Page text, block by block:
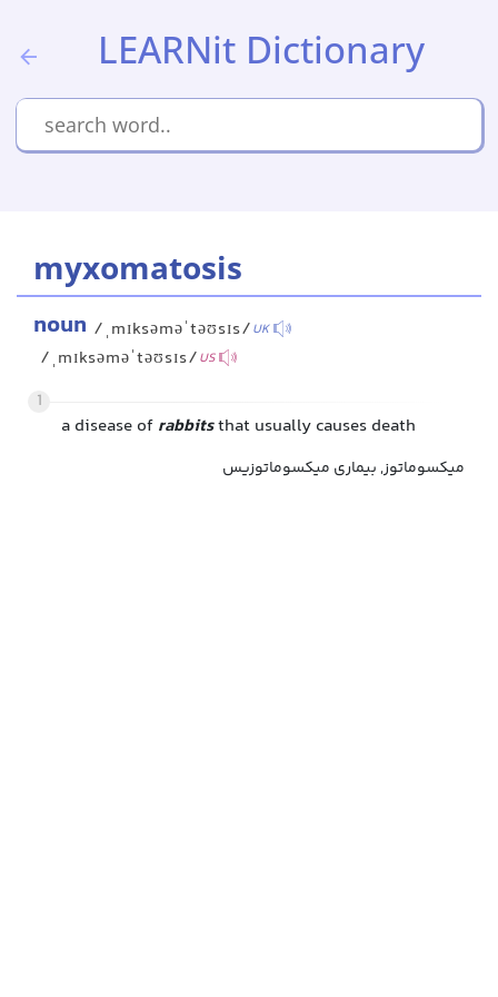
LEARNit Dictionary
myxomatosis
noun /ˌmɪksəməˈtəʊsɪs/UK
/ˌmɪksəməˈtəʊsɪs/US
1
a disease of rabbitsthat usually causes death
میکسوماتوز, بیماری میکسوماتوزیس